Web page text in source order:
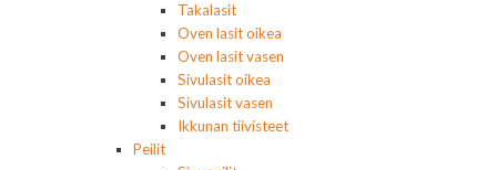
Takalasit
Oven lasit oikea
Oven lasit vasen
Sivulasit oikea
Sivulasit vasen
Ikkunan tiivisteet
Peilit